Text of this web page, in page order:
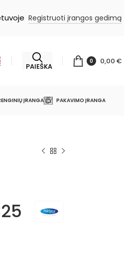
Registruoti įrangos gedimą
PAIEŠKA
0 0,00 €
ĮRANGA PAKAVIMO ĮRANGA